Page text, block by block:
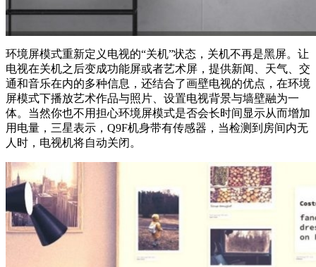
环境屏模式重新定义电视的“关机”状态，关机不再是黑屏。让
电视在关机之后变成功能屏或者艺术屏，提供新闻、天气、交
通和音乐在内的多种信息，还结合了画壁电视的优点，在环境
屏模式下播放艺术作品与照片、设置电视背景与墙壁融为一
体。当然你也不用担心环境屏模式是否会长时间显示从而增加
用电量，三星表示，Q9F机身带有传感器，当检测到房间内无
人时，电视机将自动关闭。